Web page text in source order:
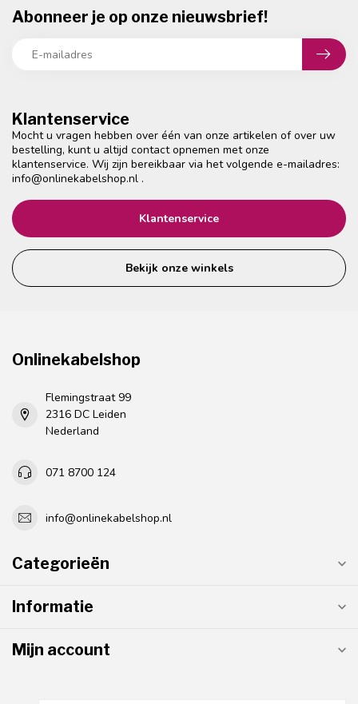
Klantenservice
Mocht u vragen hebben over één van onze artikelen of over uw
bestelling, kunt u altijd contact opnemen met onze
klantenservice. Wij zijn bereikbaar via het volgende e-mailadres:
info@onlinekabelshop.nl .
Klantenservice
Bekijk onze winkels
Abonneer je op onze nieuwsbrief!
Onlinekabelshop
Flemingstraat 99
2316 DC Leiden
Nederland
071 8700 124
info@onlinekabelshop.nl
Categorieën
Informatie
Mijn account